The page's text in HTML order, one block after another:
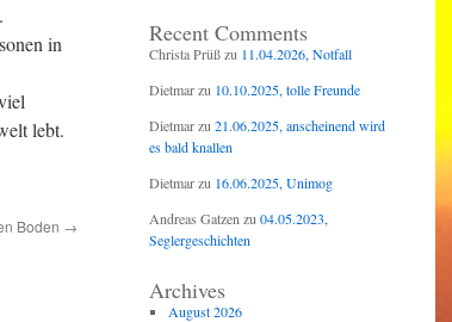
in
lebt.
Boden →
Recent Comments
Christa Prüßzu 11.04.2026, Notfall
Dietmarzu 10.10.2025, tolle Freunde
Dietmarzu 21.06.2025, anscheinend wird
es bald knallen
Dietmarzu 16.06.2025, Unimog
Andreas Gatzen zu 04.05.2023,
Seglergeschichten
Archives
August 2026